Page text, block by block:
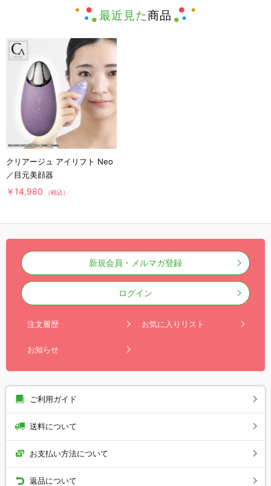
最近見た商品
クリアージュ アイリフト Neo
／目元美顔器
￥14,980 （税込）
新規会員・メルマガ登録
ログイン
注文履歴 お気に入りリスト
お知らせ
ご利用ガイド
送料について
お支払い方法について
返品について